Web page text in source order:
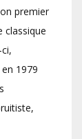
premier
classique
1979